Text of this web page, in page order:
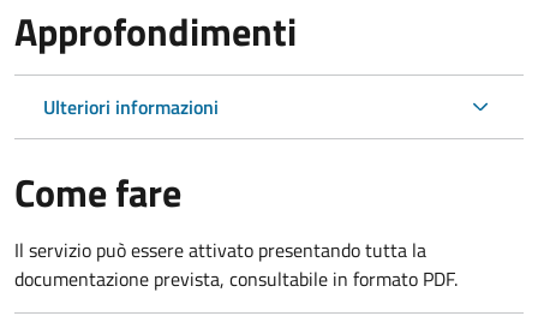
Approfondimenti
Ulteriori informazioni
Come fare
Il servizio può essere attivato presentando tutta la
documentazione prevista, consultabile in formato PDF.